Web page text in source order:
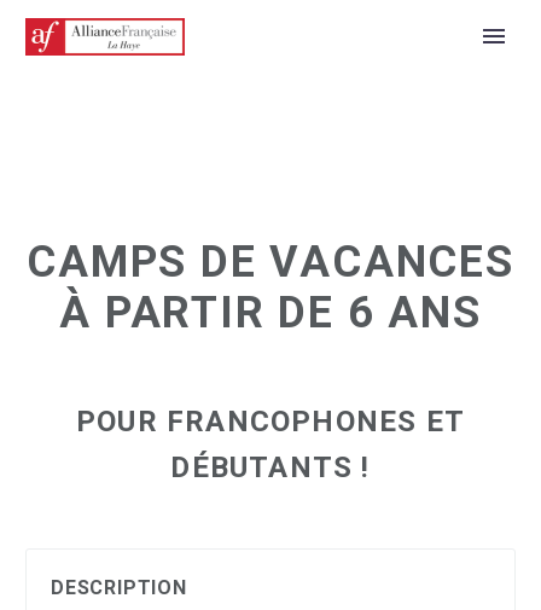
CAMPS DE VACANCES
À PARTIR DE 6 ANS
POUR FRANCOPHONES ET
DÉBUTANTS !
DESCRIPTION